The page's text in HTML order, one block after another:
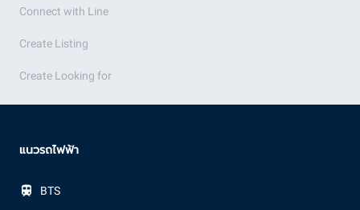
Connect with Line
Create Listing
Create Looking for
แนวรถไฟฟ้า
BTS